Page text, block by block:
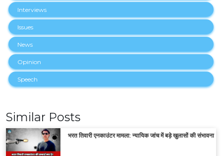
Interviews
Issues
News
Opinion
Speech
Similar Posts
भरत तिवारी एनकाउंटर मामला: न्यायिक जांच में बड़े खुलासों की संभावना